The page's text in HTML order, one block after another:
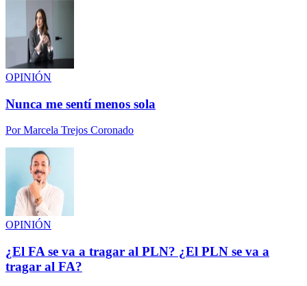
OPINIÓN
Nunca me sentí menos sola
PorMarcela Trejos Coronado
OPINIÓN
¿El FA se va a tragar al PLN? ¿El PLN se va a
tragar al FA?